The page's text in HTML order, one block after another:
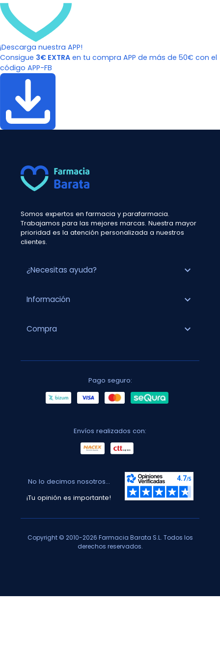
¡Descarga nuestra APP!
Consigue 3€ EXTRA en tu compra APP de más de 50€ con el
código APP-FB
Somos expertos en farmacia y parafarmacia.
Trabajamos para las mejores marcas. Nuestra mayor
prioridad es la atención personalizada a nuestros
clientes.
¿Necesitas ayuda? expand_more
Información expand_more
Compra expand_more
Pago seguro:
Envíos realizados con:
No lo decimos nosotros...
¡Tu opinión es importante!
Copyright © 2010-2026 Farmacia Barata S.L. Todos los
derechos reservados.